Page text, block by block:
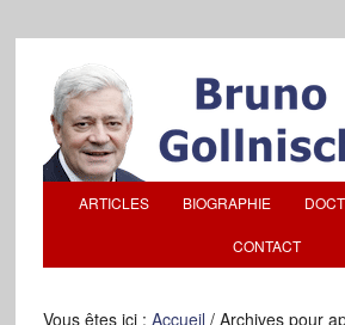
ARTICLES BIOGRAPHIE
CONTACT
Vous êtes ici : Accueil /Archives pour